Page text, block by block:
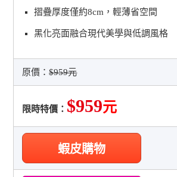
摺疊厚度僅約8cm，輕薄省空間
黑化亮面融合現代美學與低調風格
原價：$959元
限時特價： $959元
蝦皮購物